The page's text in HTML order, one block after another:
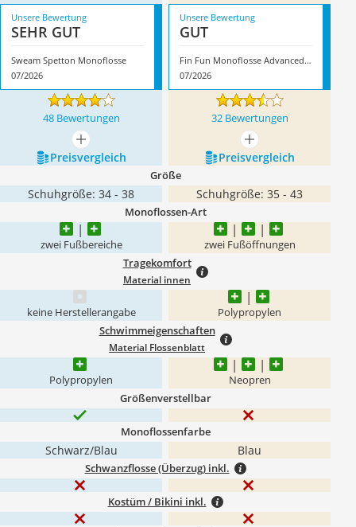
Unsere Bewertung
SEHR GUT
Sweam Spetton Monoflosse
07/2026
Unsere Bewertung
GUT
Fin Fun Monoflosse Advanced Monofin Pro
07/2026
48 Bewertungen 32 Bewertungen
mehr anzeigen
mehr anzeigen
Preis­vergleich
Preis­vergleich
Größe
Schuhgröße: 34 - 38 Schuhgröße: 35 - 43
Monoflossen-Art
zwei Fußbereiche zwei Fußöffnungen
Tragekomfort
Material innen
keine Herstellerangabe Polypropylen
Schwimmeigenschaften
Material Flossenblatt
Polypropylen Neopren
Größenverstellbar
Monoflossenfarbe
Schwarz/Blau Blau
Schwanzflosse (Überzug) inkl.
Kostüm / Bikini inkl.